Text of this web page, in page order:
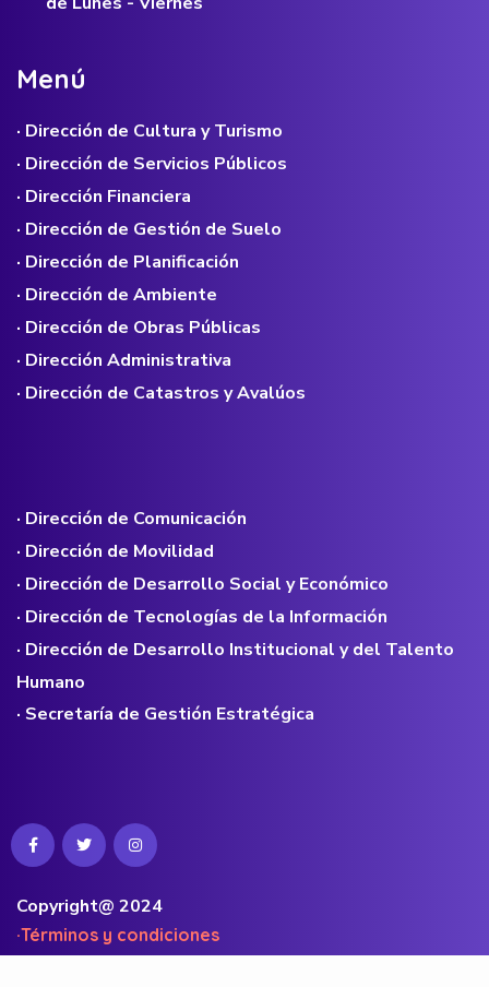
Menú
· Dirección de Cultura y Turismo
· Dirección de Servicios Públicos
· Dirección Financiera
· Dirección de Gestión de Suelo
· Dirección de Planificación
· Dirección de Ambiente
· Dirección de Obras Públicas
· Dirección Administrativa
· Dirección de Catastros y Avalúos
· Dirección de Comunicación
· Dirección de Movilidad
· Dirección de Desarrollo Social y Económico
· Dirección de Tecnologías de la Información
· Dirección de Desarrollo Institucional y del Talento
Humano
· Secretaría de Gestión Estratégica
Copyright@ 2024
·Términos y condiciones